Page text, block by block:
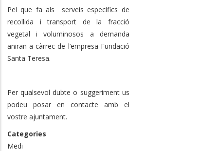
Pel que fa als serveis específics de
recollida i transport de la fracció
vegetal i voluminosos a demanda
aniran a càrrec de l’empresa Fundació
Santa Teresa.
Per qualsevol dubte o suggeriment us
podeu posar en contacte amb el
vostre ajuntament.
Categories
Medi